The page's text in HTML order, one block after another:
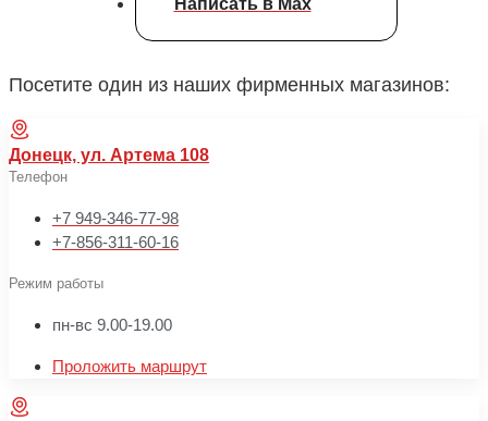
Посетите один из наших фирменных магазинов:
Донецк, ул. Артема 108
Телефон
+7 949-346-77-98
+7-856-311-60-16
Режим работы
пн-вс 9.00-19.00
Проложить маршрут